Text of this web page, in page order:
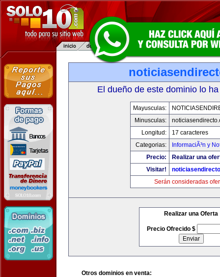
El dueño de este dominio lo
Mayusculas:
Minusculas:
Longitud:
17 caracteres
Categorias:
InformaciÃ³n y
Precio:
Realizar una
Visitar!
Serán consideradas
Realizar una Oferta
Precio Ofrecido $
Otros dominios en venta: